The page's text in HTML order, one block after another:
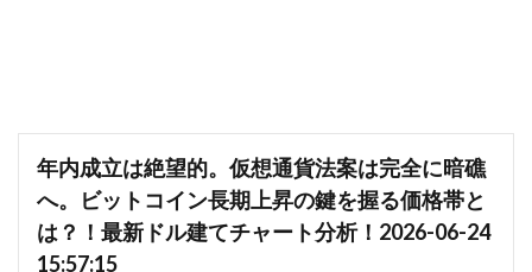
年内成立は絶望的。仮想通貨法案は完全に暗礁
へ。ビットコイン長期上昇の鍵を握る価格帯と
は？！最新ドル建てチャート分析！2026-06-24
15:57:15